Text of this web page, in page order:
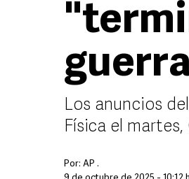
Los anuncios
Física el
Por: AP .